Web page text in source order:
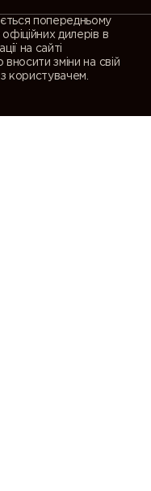
попередньому
дилерів в
на сайті
зміни на свій
користувачем.